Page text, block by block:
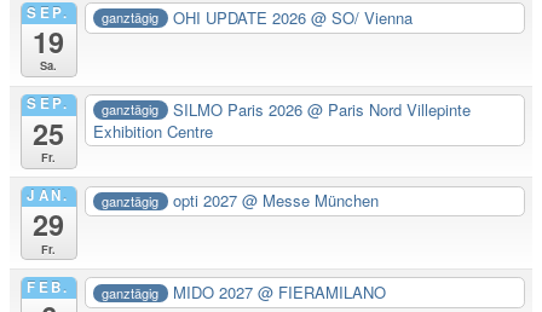
SEP.
19
Sa.
ganztägig OHI UPDATE 2026@ SO/ Vienna
SEP.
25
Fr.
ganztägig SILMO Paris 2026@ Paris Nord Villepinte
Exhibition Centre
JAN.
29
Fr.
ganztägig opti 2027@ Messe München
FEB. ganztägig MIDO 2027@ FIERAMILANO